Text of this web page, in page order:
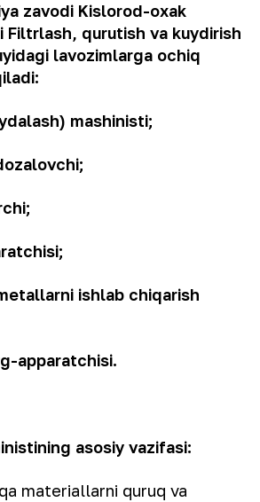
zavodi Kislorod-oxak
Filtrlash, qurutish va kuydirish
lavozimlarga ochiq
mashinisti;
ishlab chiqarish
apparatchisi.
asosiy vazifasi:
materiallarni quruq va